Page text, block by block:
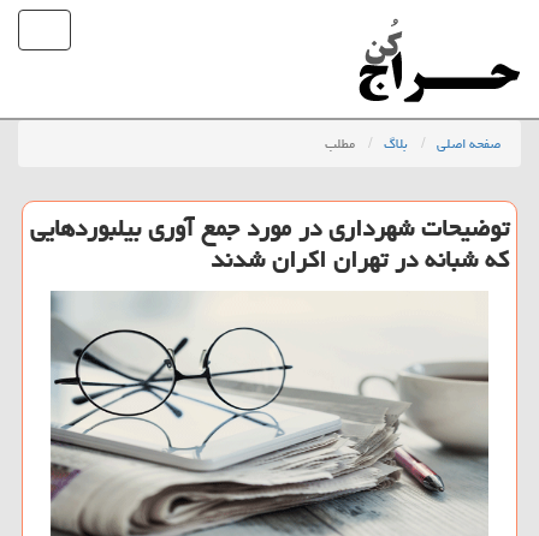
صفحه اصلی بلاگ مطلب
توضیحات شهرداری در مورد جمع آوری بیلبوردهایی
كه شبانه در تهران اكران شدند